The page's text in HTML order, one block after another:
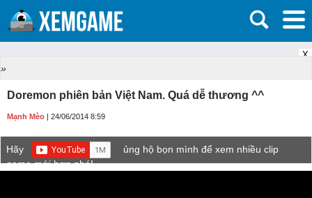
X
»
Doremon phiên bản Việt Nam. Quá dễ thương ^^
Mạnh Mèo | 24/06/2014 8:59
Hãy
ủng hộ bọn mình để xem nhiều clip
game mới hơn nhé!